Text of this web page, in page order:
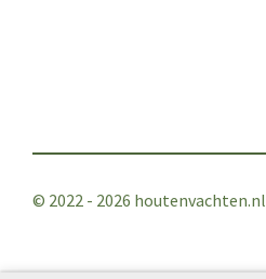
© 2022 - 2026 houtenvachten.nl